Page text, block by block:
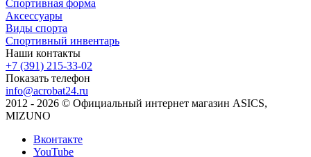
Спортивная форма
Аксессуары
Виды спорта
Спортивный инвентарь
Наши контакты
+7 (391) 215-33-02
Показать телефон
info@acrobat24.ru
2012 - 2026 © Официальный интернет магазин ASICS,
MIZUNO
Вконтакте
YouTube